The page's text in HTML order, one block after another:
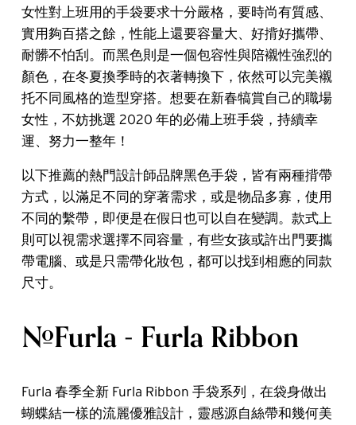
女性對上班用的手袋要求十分嚴格，要時尚有質感、
實用夠百搭之餘，性能上還要容量大、好揹好攜帶、
耐髒不怕刮。而黑色則是一個包容性與陪襯性強烈的
顏色，在冬夏換季時的衣著轉換下，依然可以完美襯
托不同風格的造型穿搭。想要在新春犒賞自己的職場
女性，不妨挑選 2020 年的必備上班手袋，持續幸
運、努力一整年！
以下推薦的熱門設計師品牌黑色手袋，皆有兩種揹帶
方式，以滿足不同的穿著需求，或是物品多寡，使用
不同的繫帶，即便是在假日也可以自在變調。款式上
則可以視需求選擇不同容量，有些女孩或許出門要攜
帶電腦、或是只需帶化妝包，都可以找到相應的同款
尺寸。
#Furla - Furla Ribbon
Furla 春季全新 Furla Ribbon 手袋系列，在袋身做出
蝴蝶結一樣的流麗優雅設計，靈感源自絲帶和幾何美